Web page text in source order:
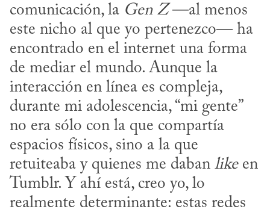
comunicación, la Gen Z —al menos
este nicho al que yo pertenezco— ha
encontrado en el internet una forma
de mediar el mundo. Aunque la
interacción en línea es compleja,
durante mi adolescencia, “mi gente”
no era sólo con la que compartía
espacios físicos, sino a la que
retuiteaba y quienes me daban like en
Tumblr. Y ahí está, creo yo, lo
realmente determinante: estas redes